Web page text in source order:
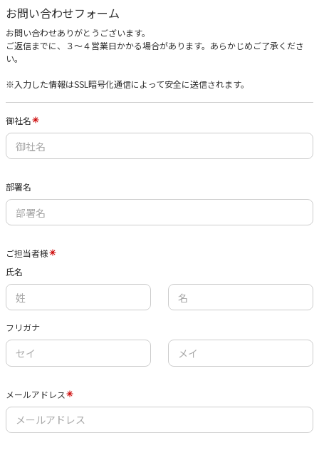
お問い合わせフォーム
お問い合わせありがとうございます。
ご返信までに、３〜４営業日かかる場合があります。あらかじめご了承くださ
い。
※入力した情報はSSL暗号化通信によって安全に送信されます。
御社名
部署名
ご担当者様
氏名
フリガナ
メールアドレス